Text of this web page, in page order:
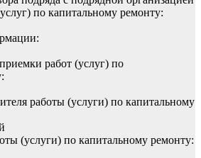
по капитальному ремонту:
работ (услуг) по
работы (услуги) по капитальному
(услуги) по капитальному ремонту: